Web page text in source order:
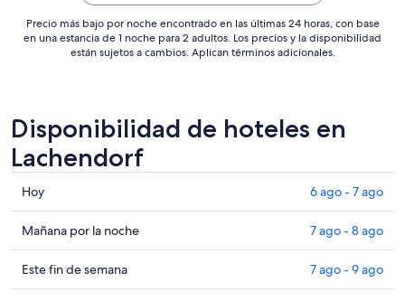
Precio más bajo por noche encontrado en las últimas 24 horas, con base
en una estancia de 1 noche para 2 adultos. Los precios y la disponibilidad
están sujetos a cambios. Aplican términos adicionales.
Disponibilidad de hoteles en
Lachendorf
Consultar
precios
en
Lachendorf
para
hoy,
Hoy 6 ago - 7 ago
Consultar
precios
en
Lachendorf
Mañana por la noche 7 ago - 8 ago
Consultar
precios
Este fin de semana 7 ago - 9 ago